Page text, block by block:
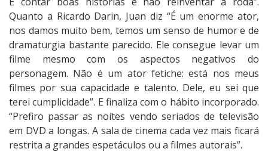
é
C
a
m
p
a
n
e
l
l
a
Quanto a Ricardo Darin, Juan diz “É um enorme ator,
nos damos muito bem, temos um senso de humor e de
dramaturgia bastante parecido. Ele consegue levar um
filme mesmo com os aspectos negativos do
personagem. Não é um ator fetiche: está nos meus
filmes por sua capacidade e talento. Dele, eu sei que
terei cumplicidade”. E finaliza com o hábito incorporado.
“Prefiro passar as noites vendo seriados de televisão
em DVD a longas. A sala de cinema cada vez mais ficará
restrita a grandes espetáculos ou a filmes autorais”.